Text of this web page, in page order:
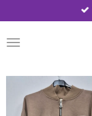
direct
naar
de